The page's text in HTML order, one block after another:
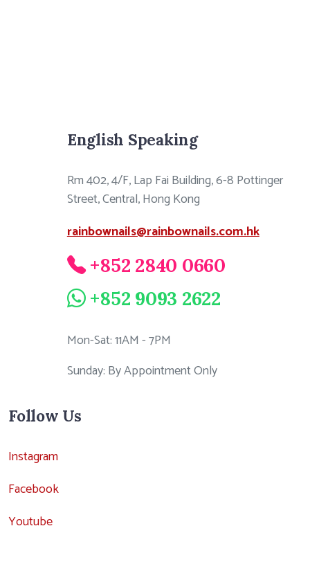
English Speaking
Rm 402, 4/F, Lap Fai Building, 6-8 Pottinger
Street, Central, Hong Kong
rainbownails@rainbownails.com.hk
+852 2840 0660
+852 9093 2622
Mon-Sat: 11AM - 7PM
Sunday: By Appointment Only
Follow Us
Instagram
Facebook
Youtube